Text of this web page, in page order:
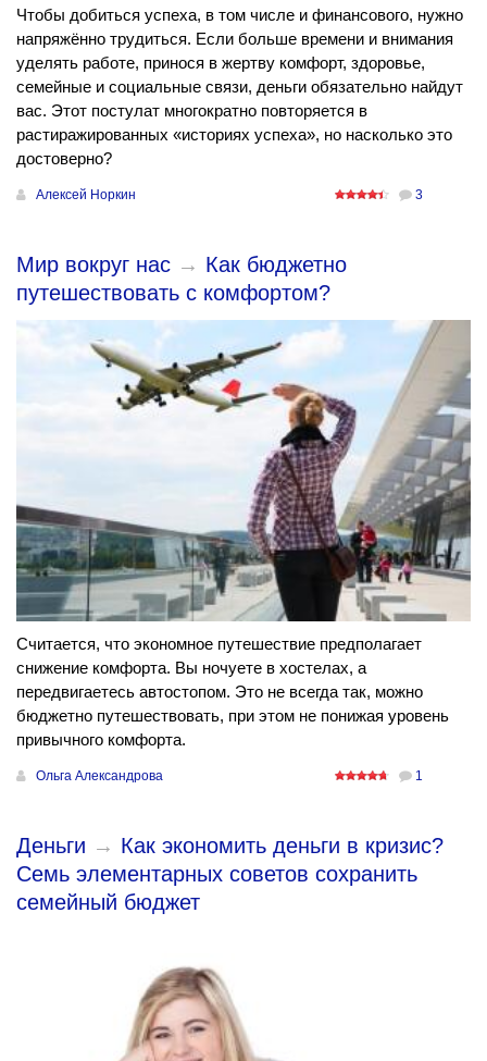
Чтобы добиться успеха, в том числе и финансового, нужно
напряжённо трудиться. Если больше времени и внимания
уделять работе, принося в жертву комфорт, здоровье,
семейные и социальные связи, деньги обязательно найдут
вас. Этот постулат многократно повторяется в
растиражированных «историях успеха», но насколько это
достоверно?
Алексей Норкин 3
Мир вокруг нас → Как бюджетно
путешествовать с комфортом?
Считается, что экономное путешествие предполагает
снижение комфорта. Вы ночуете в хостелах, а
передвигаетесь автостопом. Это не всегда так, можно
бюджетно путешествовать, при этом не понижая уровень
привычного комфорта.
Ольга Александрова 1
Деньги → Как экономить деньги в кризис?
Семь элементарных советов сохранить
семейный бюджет